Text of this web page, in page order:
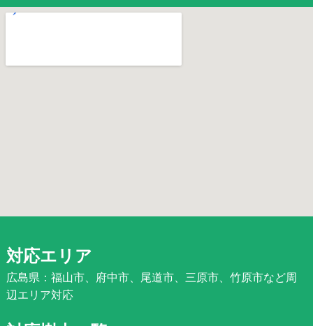
対応エリア
広島県：福山市、府中市、尾道市、三原市、竹原市など周
辺エリア対応